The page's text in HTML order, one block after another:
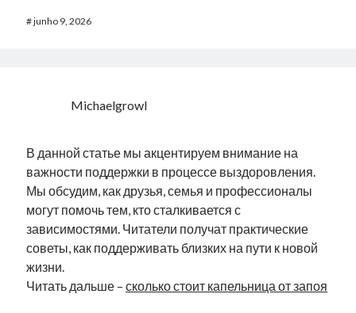
#junho 9, 2026
Michaelgrowl
В данной статье мы акцентируем внимание на
важности поддержки в процессе выздоровления.
Мы обсудим, как друзья, семья и профессионалы
могут помочь тем, кто сталкивается с
зависимостями. Читатели получат практические
советы, как поддерживать близких на пути к новой
жизни.
Читать дальше –сколько стоит капельница от запоя